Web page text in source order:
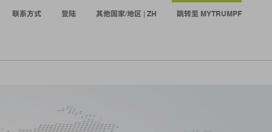
联系方式 登陆 其他国家/地区 | ZH 跳转至 MYTRUMPF